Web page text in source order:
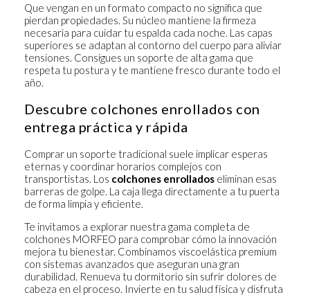
Que vengan en un formato compacto no significa que
pierdan propiedades. Su núcleo mantiene la firmeza
necesaria para cuidar tu espalda cada noche. Las capas
superiores se adaptan al contorno del cuerpo para aliviar
tensiones. Consigues un soporte de alta gama que
respeta tu postura y te mantiene fresco durante todo el
año.
Descubre colchones enrollados con
entrega práctica y rápida
Comprar un soporte tradicional suele implicar esperas
eternas y coordinar horarios complejos con
transportistas. Los colchones enrollados eliminan esas
barreras de golpe. La caja llega directamente a tu puerta
de forma limpia y eficiente.
Te invitamos a explorar nuestra gama completa de
colchones MORFEO para comprobar cómo la innovación
mejora tu bienestar. Combinamos viscoelástica premium
con sistemas avanzados que aseguran una gran
durabilidad. Renueva tu dormitorio sin sufrir dolores de
cabeza en el proceso. Invierte en tu salud física y disfruta